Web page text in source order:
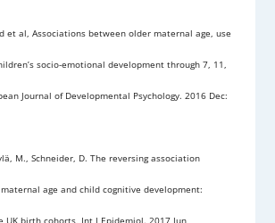
et al, Associations between older maternal age, use
socio-emotional development through 7, 11,
Journal of Developmental Psychology. 2016 Dec:
M., Schneider, D. The reversing association
age and child cognitive development:
UK birth cohorts, Int J Epidemiol. 2017 Jun